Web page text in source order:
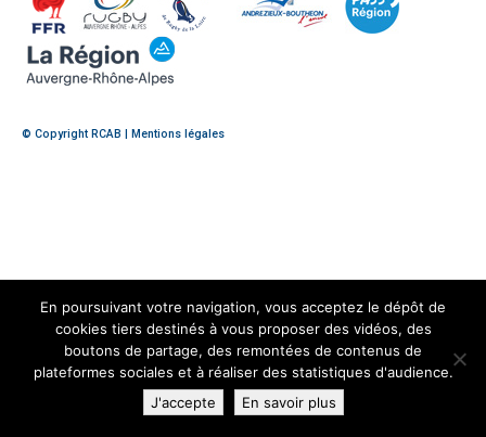
© Copyright RCAB | Mentions légales
En poursuivant votre navigation, vous acceptez le dépôt de
cookies tiers destinés à vous proposer des vidéos, des
boutons de partage, des remontées de contenus de
plateformes sociales et à réaliser des statistiques d'audience.
J'accepte
En savoir plus